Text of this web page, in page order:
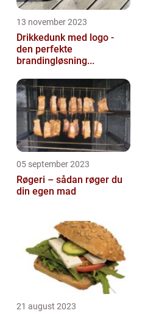
13 november 2023
Drikkedunk med logo -
den perfekte
brandingløsning...
05 september 2023
Røgeri – sådan røger du
din egen mad
21 august 2023